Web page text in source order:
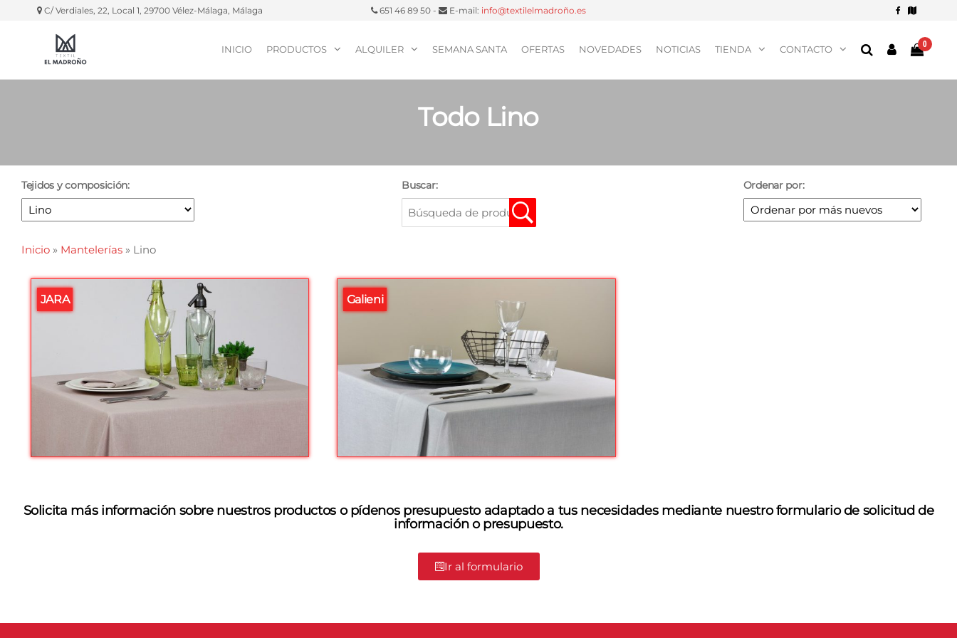
C/ Verdiales, 22, Local 1, 29700 Vélez-Málaga, Málaga 651 46 89 50 - E-mail: info@textilelmadroño.es
Madroño
0
INICIO PRODUCTOS ALQUILER SEMANA SANTA OFERTAS NOVEDADES NOTICIAS TIENDA CONTACTO
Todo Lino
Tejidos y composición: Buscar: Ordenar por:
Inicio » Mantelerías » Lino
JARA Galieni
Solicita más información sobre nuestros productos o pídenos presupuesto adaptado a tus necesidades mediante nuestro formulario de solicitud de
información o presupuesto.
Ir al formulario